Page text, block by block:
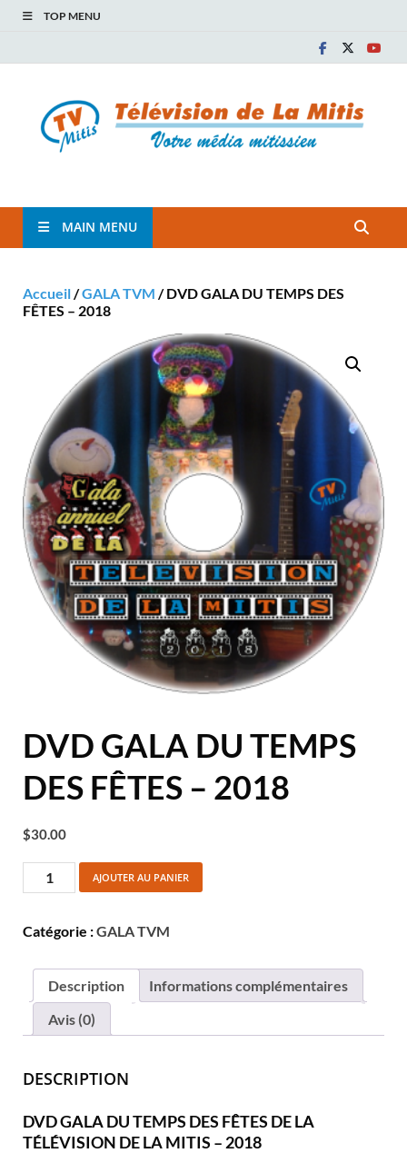
TOP MENU
TVM
MAIN MENU
Accueil /GALA TVM / DVD GALA DU TEMPS DES
FÊTES – 2018
DVD GALA DU TEMPS
DES FÊTES – 2018
$30.00
AJOUTER AU PANIER
Catégorie :GALA TVM
Description
Informations complémentaires
Avis (0)
DESCRIPTION
DVD GALA DU TEMPS DES FÊTES DE LA
TÉLÉVISION DE LA MITIS – 2018